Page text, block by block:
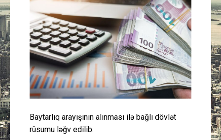
Hadisə
Güney Azərbaycan
Mədəniyyət
Müsahibə
Baytarlıq arayışının alınması ilə bağlı dövlət
rüsumu ləğv edilib.